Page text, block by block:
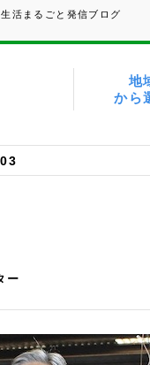
活まるごと発信ブログ
地
から
ー